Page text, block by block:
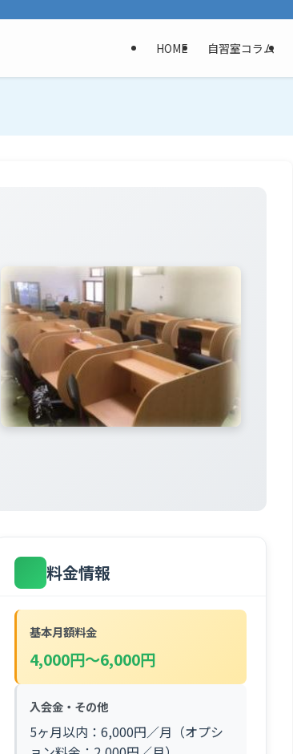
HOME 自習室コラム
料金情報
基本月額料金
4,000円～6,000円
入会金・その他
5ヶ月以内：6,000円／月（オプシ